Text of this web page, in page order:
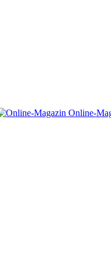
Online-